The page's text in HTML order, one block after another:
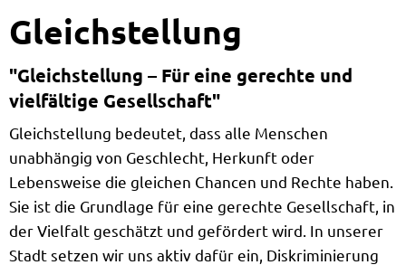
Gleichstellung
"Gleichstellung – Für eine gerechte und
vielfältige Gesellschaft"
Gleichstellung bedeutet, dass alle Menschen
unabhängig von Geschlecht, Herkunft oder
Lebensweise die gleichen Chancen und Rechte haben.
Sie ist die Grundlage für eine gerechte Gesellschaft, in
der Vielfalt geschätzt und gefördert wird. In unserer
Stadt setzen wir uns aktiv dafür ein, Diskriminierung